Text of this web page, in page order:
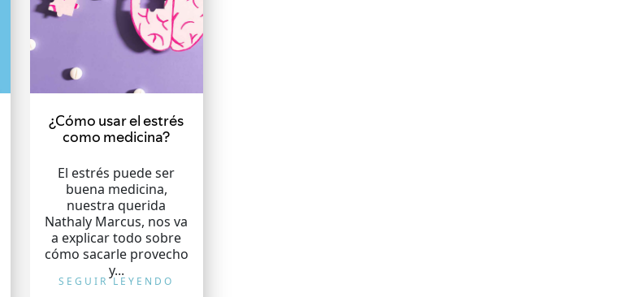
¿Cómo usar el estrés
como medicina?
El estrés puede ser
buena medicina,
nuestra querida
Nathaly Marcus, nos va
a explicar todo sobre
cómo sacarle provecho
y...
SEGUIR LEYENDO